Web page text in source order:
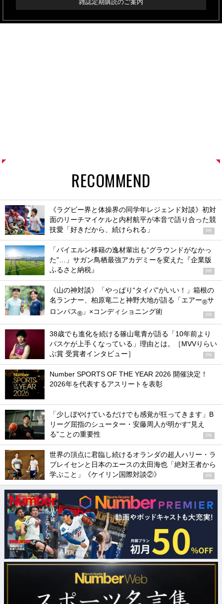
雑誌定期購読のご案内
RECOMMEND
《ラグビー界と体操界の同学年レジェンド対談》初対
面のリーチマイケルと内村航平が本音で語り合った競
技愛「好きだから、続けられる」
PR
「バイエルン移籍の逸材輩出も“グラウンドがなかっ
た”…」サガン鳥栖最強アカデミーを変えた『企業版
ふるさと納税』
PR
《山の神対談》「やっぱり“タイパ”がいい！」箱根の
名ランナー、柏原竜二と神野大地が語る「エアー®サ
ロンパス® 」×コンディショニング術 PR
38歳でも進化を続ける篠山竜青が語る「10年前より
バスケが上手くなっている」理由とは。［MVVりらい
ぶ賞 受賞者インタビュー］
PR
Number SPORTS OF THE YEAR 2026 開催決定！
2026年を代表するアスリートを表彰
「少しぼやけているだけでも感覚が狂ってきます」B
リーグ屈指のシューター・安藤周人が明かす“見え
る”ことの重要性
PR
世界の頂点に君臨し続けるオランダの超人ハリー・ラ
ブレイセンと日本のエースの太田海也「絶対王者から
学ぶこと」《ケイリン国際対談②》
PR